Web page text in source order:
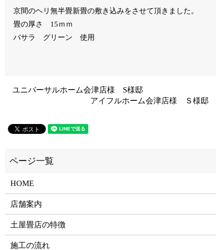
京間のヘリ無半畳新畳の敷き込みをさせて頂きました。
畳の厚さ 15ｍｍ
バサラ グリーン 使用
ユニバーサルホーム会津店様 S様邸
アイフルホーム会津店様 Ｓ様邸
HOME
店舗案内
土屋畳店の特徴
施工の流れ